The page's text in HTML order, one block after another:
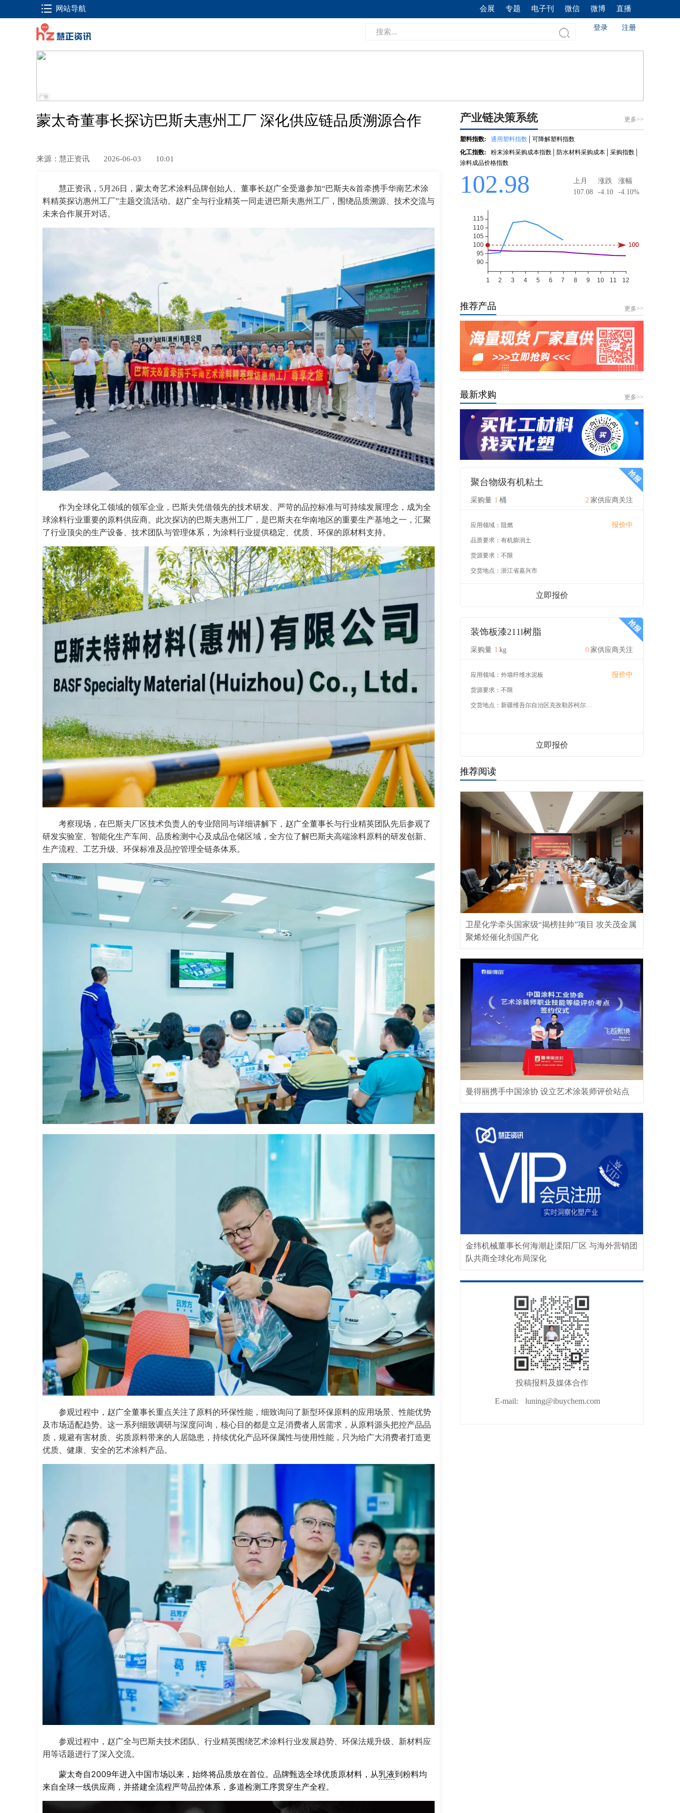
网站导航 会展 专题 电子刊 微信 微博 直播
登录 注册
蒙太奇董事长探访巴斯夫惠州工厂 深化供应链品质溯源合作
来源：慧正资讯 2026-06-03 10:01
慧正资讯，5月26日，蒙太奇艺术涂料品牌创始人、董事长赵广全受邀参加“巴斯夫&首牵携手华南艺术涂
料精英探访惠州工厂”主题交流活动。赵广全与行业精英一同走进巴斯夫惠州工厂，围绕品质溯源、技术交流与
未来合作展开对话。
作为全球化工领域的领军企业，巴斯夫凭借领先的技术研发、严苛的品控标准与可持续发展理念，成为全
球涂料行业重要的原料供应商。此次探访的巴斯夫惠州工厂，是巴斯夫在华南地区的重要生产基地之一，汇聚
了行业顶尖的生产设备、技术团队与管理体系，为涂料行业提供稳定、优质、环保的原材料支持。
考察现场，在巴斯夫厂区技术负责人的专业陪同与详细讲解下，赵广全董事长与行业精英团队先后参观了
研发实验室、智能化生产车间、品质检测中心及成品仓储区域，全方位了解巴斯夫高端涂料原料的研发创新、
生产流程、工艺升级、环保标准及品控管理全链条体系。
参观过程中，赵广全董事长重点关注了原料的环保性能，细致询问了新型环保原料的应用场景、性能优势
及市场适配趋势。这一系列细致调研与深度问询，核心目的都是立足消费者人居需求，从原料源头把控产品品
质，规避有害材质、劣质原料带来的人居隐患，持续优化产品环保属性与使用性能，只为给广大消费者打造更
优质、健康、安全的艺术涂料产品。
参观过程中，赵广全与巴斯夫技术团队、行业精英围绕艺术涂料行业发展趋势、环保法规升级、新材料应
用等话题进行了深入交流。
蒙太奇自2009年进入中国市场以来，始终将品质放在首位。品牌甄选全球优质原材料，从乳液到粉料均
来自全球一线供应商，并搭建全流程严苛品控体系，多道检测工序贯穿生产全程。
推荐产品 更多>>
最新求购 更多>>
聚台物级有机粘土
采购量 1 桶 2 家供应商关注
应用领域： 阻燃 报价中
品质要求： 有机膨润土
货源要求： 不限
交货地点： 浙江省嘉兴市
立即报价
装饰板漆211l树脂
采购量 1 kg 0 家供应商关注
应用领域： 外墙纤维水泥板 报价中
货源要求： 不限
交货地点： 新疆维吾尔自治区克孜勒苏柯尔克孜自治州
立即报价
推荐阅读
卫星化学牵头国家级“揭榜挂帅”项目 攻关茂金属
聚烯烃催化剂国产化
曼得丽携手中国涂协 设立艺术涂装师评价站点
金纬机械董事长何海潮赴溧阳厂区 与海外营销团
队共商全球化布局深化
投稿报料及媒体合作
E-mail: luning@ibuychem.com